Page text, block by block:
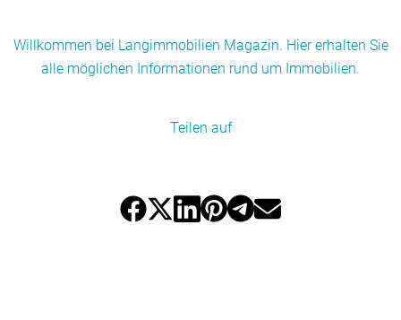
Willkommen bei Langimmobilien Magazin. Hier erhalten Sie
alle möglichen Informationen rund um Immobilien.
Teilen auf